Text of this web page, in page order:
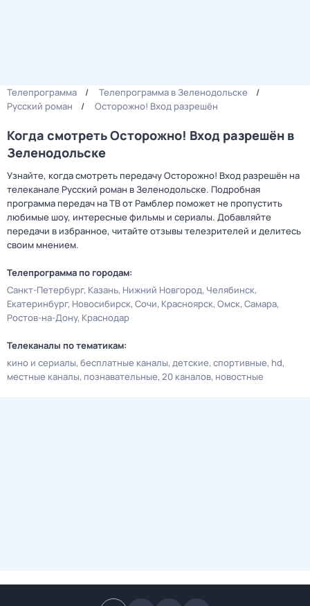
Телепрограмма
Телепрограмма в Зеленодольске
Русский роман
Осторожно! Вход разрешён
Когда смотреть Осторожно! Вход разрешён в
Зеленодольске
Узнайте, когда смотреть передачу Осторожно! Вход разрешён на
телеканале Русский роман в Зеленодольске. Подробная
программа передач на ТВ от Рамблер поможет не пропустить
любимые шоу, интересные фильмы и сериалы. Добавляйте
передачи в избранное, читайте отзывы телезрителей и делитесь
своим мнением.
Телепрограмма по городам:
Санкт-Петербург Казань Нижний Новгород Челябинск
Екатеринбург Новосибирск Сочи Красноярск Омск Самара
Ростов-на-Дону Краснодар
Телеканалы по тематикам:
кино и сериалы бесплатные каналы детские спортивные hd
местные каналы познавательные 20 каналов новостные